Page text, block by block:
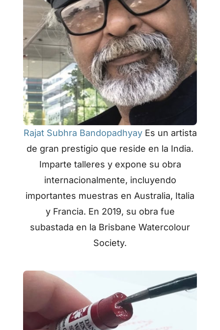
Rajat Subhra BandopadhyayEs un artista
de gran prestigio que reside en la India.
Imparte talleres y expone su obra
internacionalmente, incluyendo
importantes muestras en Australia, Italia
y Francia. En 2019, su obra fue
subastada en la Brisbane Watercolour
Society.